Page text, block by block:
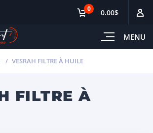
MENU
0 0.00$
VESRAH FILTRE À HUILE
FILTRE À